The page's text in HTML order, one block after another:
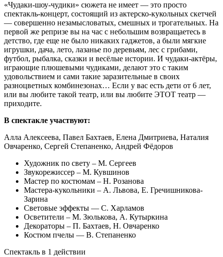
«Чудаки-шоу-чудики» сюжета не имеет — это просто
спектакль-концерт, состоящий из актерско-кукольных скетчей
— совершенно незамысловатых, смешных и трогательных. На
первой же репризе вы на час с небольшим возвращаетесь в
детство, где еще не было никаких гаджетов, а были мягкие
игрушки, дача, лето, лазанье по деревьям, лес с грибами,
футбол, рыбалка, сказки и весёлые истории. И чудаки-актёры,
играющие плюшевыми чудиками, делают это с таким
удовольствием и сами такие заразительные в своих
разноцветных комбинезонах… Если у вас есть дети от 6 лет,
или вы любите такой театр, или вы любите ЭТОТ театр —
приходите.
В спектакле участвуют:
Алла Алексеева, Павел Бахтаев, Елена Дмитриева, Наталия
Овчаренко, Сергей Степаненко, Андрей Фёдоров
Художник по свету – М. Сергеев
Звукорежиссер – М. Кувшинов
Мастер по костюмам – Н. Розанова
Мастера-кукольники – А. Львова, Е. Гречишникова-
Зарина
Световые эффекты — С. Харламов
Осветители – М. Зюлькова, А. Кутыркина
Декораторы – П. Бахтаев, Н. Овчаренко
Костюм пчелы — В. Степаненко
Спектакль в 1 действии